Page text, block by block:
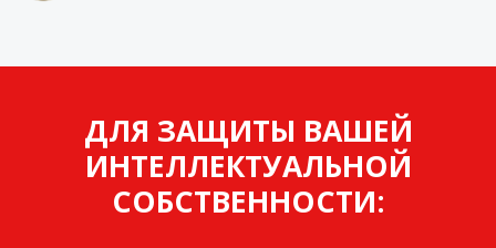
ДЛЯ ЗАЩИТЫ ВАШЕЙ
ИНТЕЛЛЕКТУАЛЬНОЙ
СОБСТВЕННОСТИ: